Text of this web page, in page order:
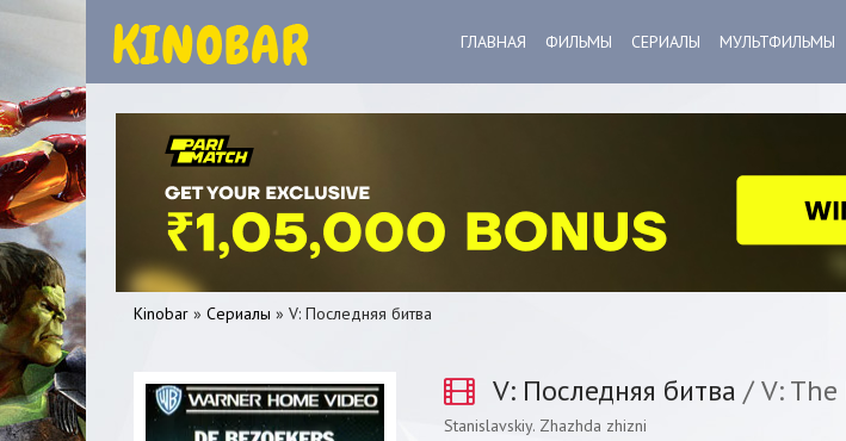
ГЛАВНАЯ ФИЛЬМЫ СЕРИАЛЫ МУЛЬТФИЛЬМЫ
Kinobar » Сериалы » V: Последняя битва
V: Последняя битва / V:
Stanislavskiy. Zhazhda zhizni